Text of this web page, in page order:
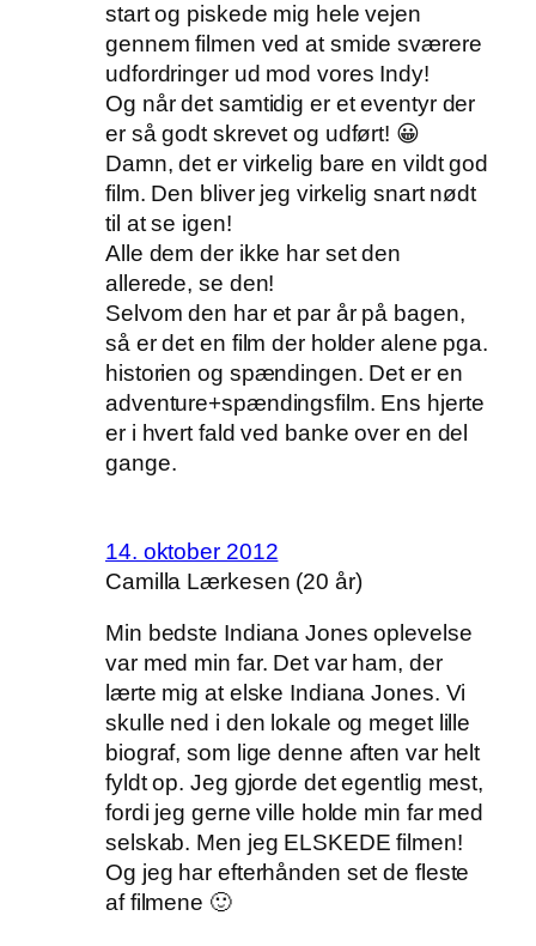
start og piskede mig hele vejen
gennem filmen ved at smide sværere
udfordringer ud mod vores Indy!
Og når det samtidig er et eventyr der
er så godt skrevet og udført! 😀
Damn, det er virkelig bare en vildt god
film. Den bliver jeg virkelig snart nødt
til at se igen!
Alle dem der ikke har set den
allerede, se den!
Selvom den har et par år på bagen,
så er det en film der holder alene pga.
historien og spændingen. Det er en
adventure+spændingsfilm. Ens hjerte
er i hvert fald ved banke over en del
gange.
14. oktober 2012
Camilla Lærkesen (20 år)
Min bedste Indiana Jones oplevelse
var med min far. Det var ham, der
lærte mig at elske Indiana Jones. Vi
skulle ned i den lokale og meget lille
biograf, som lige denne aften var helt
fyldt op. Jeg gjorde det egentlig mest,
fordi jeg gerne ville holde min far med
selskab. Men jeg ELSKEDE filmen!
Og jeg har efterhånden set de fleste
af filmene 🙂